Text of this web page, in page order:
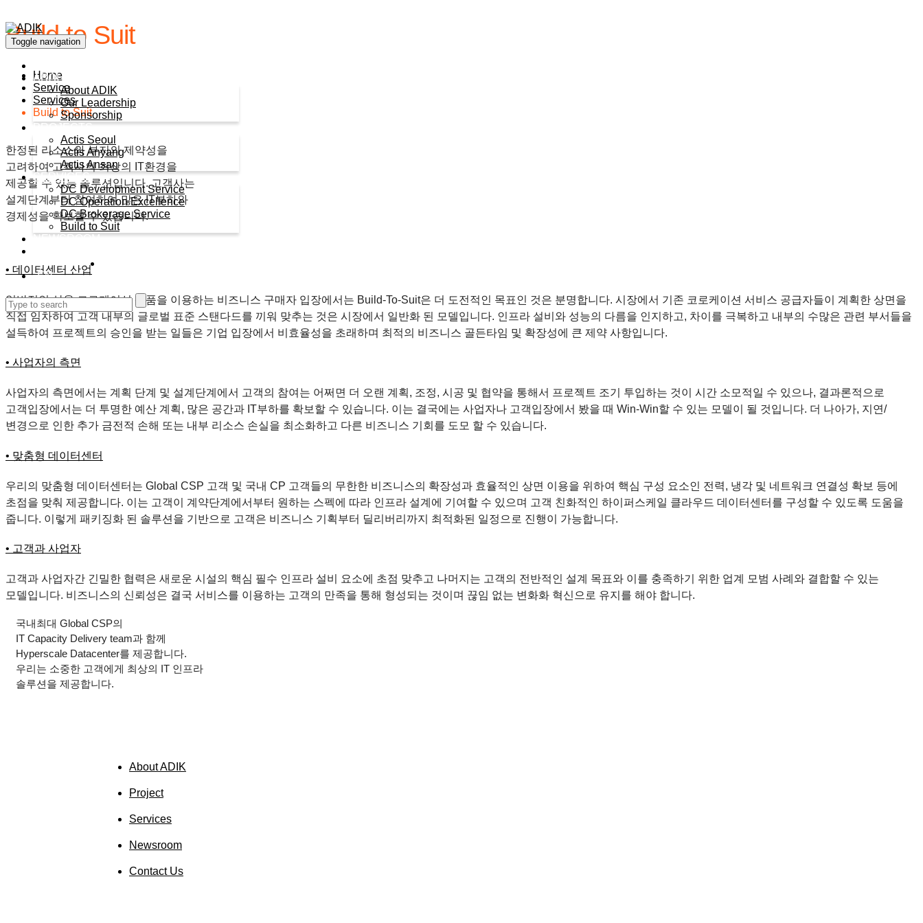
Toggle navigation
ABOUT ADIK
About ADIK
Our Leadership
Sponsorship
PROJECTS
Actis Seoul
Actis Anyang
Actis Ansan
SERVICES
DC Development Service
DC Operation Excellence
DC Brokerage Service
Build to Suit
NEWSROOM
EN
Build to Suit
Home
Service
Services
Build to Suit
한정된 리소스와 부지의 제약성을
고려하여 고객사의 최상의 IT환경을
제공할 수 있는 솔루션입니다. 고객사는
설계단계부터 참여하여 많은 IT부하와
경제성을 확보할 수 있습니다.
• 데이터센터 산업
일반적인 상용 코로케이션 상품을 이용하는 비즈니스 구매자 입장에서는 Build-To-Suit은 더 도전적인 목표인 것은 분명합니다. 시장에서 기존 코로케이션 서비스 공급자들이 계획한 상면을
직접 임차하여 고객 내부의 글로벌 표준 스탠다드를 끼워 맞추는 것은 시장에서 일반화 된 모델입니다. 인프라 설비와 성능의 다름을 인지하고, 차이를 극복하고 내부의 수많은 관련 부서들을
설득하여 프로젝트의 승인을 받는 일들은 기업 입장에서 비효율성을 초래하며 최적의 비즈니스 골든타임 및 확장성에 큰 제약 사항입니다.
• 사업자의 측면
사업자의 측면에서는 계획 단계 및 설계단계에서 고객의 참여는 어쩌면 더 오랜 계획, 조정, 시공 및 협약을 통해서 프로젝트 조기 투입하는 것이 시간 소모적일 수 있으나, 결과론적으로
고객입장에서는 더 투명한 예산 계획, 많은 공간과 IT부하를 확보할 수 있습니다. 이는 결국에는 사업자나 고객입장에서 봤을 때 Win-Win할 수 있는 모델이 될 것입니다. 더 나아가, 지연/
변경으로 인한 추가 금전적 손해 또는 내부 리소스 손실을 최소화하고 다른 비즈니스 기회를 도모 할 수 있습니다.
• 맞춤형 데이터센터
우리의 맞춤형 데이터센터는 Global CSP 고객 및 국내 CP 고객들의 무한한 비즈니스의 확장성과 효율적인 상면 이용을 위하여 핵심 구성 요소인 전력, 냉각 및 네트워크 연결성 확보 등에
초점을 맞춰 제공합니다. 이는 고객이 계약단계에서부터 원하는 스펙에 따라 인프라 설계에 기여할 수 있으며 고객 친화적인 하이퍼스케일 클라우드 데이터센터를 구성할 수 있도록 도움을
줍니다. 이렇게 패키징화 된 솔루션을 기반으로 고객은 비즈니스 기획부터 딜리버리까지 최적화된 일정으로 진행이 가능합니다.
• 고객과 사업자
고객과 사업자간 긴밀한 협력은 새로운 시설의 핵심 필수 인프라 설비 요소에 초점 맞추고 나머지는 고객의 전반적인 설계 목표와 이를 충족하기 위한 업계 모범 사례와 결합할 수 있는
모델입니다. 비즈니스의 신뢰성은 결국 서비스를 이용하는 고객의 만족을 통해 형성되는 것이며 끊임 없는 변화화 혁신으로 유지를 해야 합니다.
국내최대 Global CSP의
IT Capacity Delivery team과 함께
Hyperscale Datacenter를 제공합니다.
우리는 소중한 고객에게 최상의
IT 인프라
솔루션을 제공합니다.
About ADIK
Project
Services
Newsroom
Contact Us